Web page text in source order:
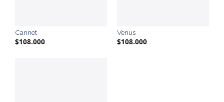
Cannet
$108.000
Venus
$108.000